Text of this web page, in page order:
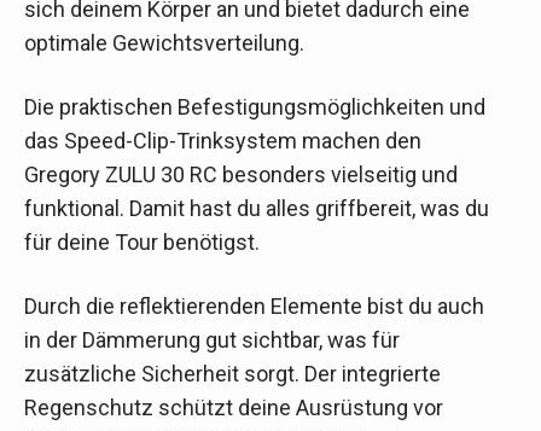
sich deinem Körper an und bietet dadurch eine
optimale Gewichtsverteilung.
Die praktischen Befestigungsmöglichkeiten und
das Speed-Clip-Trinksystem machen den
Gregory ZULU 30 RC besonders vielseitig und
funktional. Damit hast du alles griffbereit, was du
für deine Tour benötigst.
Durch die reflektierenden Elemente bist du auch
in der Dämmerung gut sichtbar, was für
zusätzliche Sicherheit sorgt. Der integrierte
Regenschutz schützt deine Ausrüstung vor